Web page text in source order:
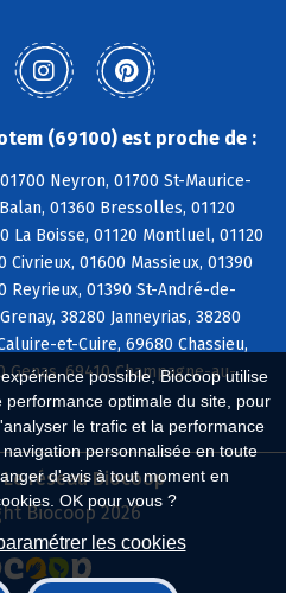
possible, Biocoop utilise
optimale du site, pour
le trafic et la performance
personnalisée en toute
d'avis à tout moment en
OK pour vous ?
les cookies
(69100) est proche de :
Neyron, 01700 St-Maurice-
01360 Bressolles, 01120
La Boisse, 01120 Montluel, 01120
Civrieux, 01600 Massieux, 01390
Reyrieux, 01390 St-André-de-
38280 Janneyrias, 38280
et-Cuire, 69680 Chassieu,
Genas, 69410 Champagne-au-
Le réseau Biocoop
Biocoop 2026